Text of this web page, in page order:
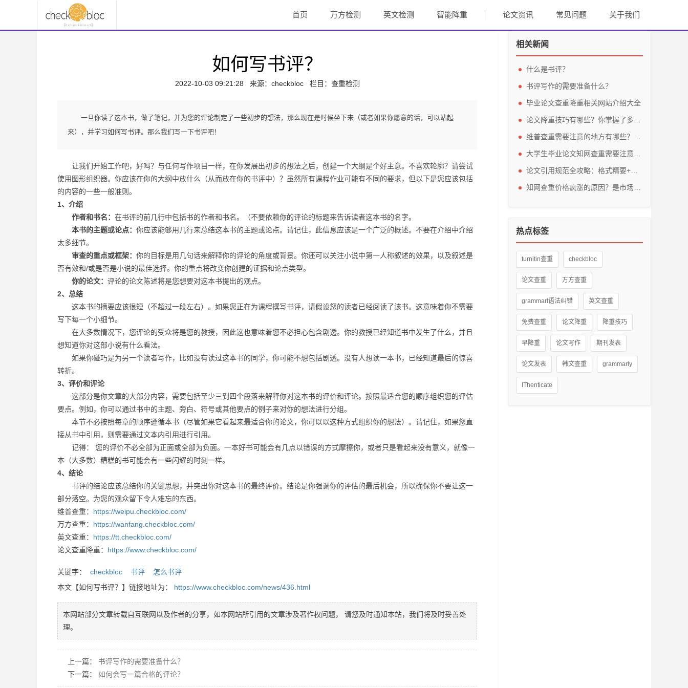
首页 万方检测 英文检测 智能降重 论文资讯 常见问题 关于我们
如何写书评？
2022-10-03 09:21:28 来源： checkbloc栏目：查重检测
一旦你读了这本书，做了笔记，并为您的评论制定了一些初步的想法，那么现在是时候坐下来（或者如果你愿意的话，可以站起
来），并学习如何写书评。那么我们写一下书评吧！
让我们开始工作吧，好吗？与任何写作项目一样，在你发展出初步的想法之后，创建一个大纲是个好主意。不喜欢轮廓？请尝试
使用图形组织器。你应该在你的大纲中放什么（从而放在你的书评中）？虽然所有课程作业可能有不同的要求，但以下是您应该包括
的内容的一些一般准则。
1、介绍
作者和书名： 在书评的前几行中包括书的作者和书名。（不要依赖你的评论的标题来告诉读者这本书的名字。
本书的主题或论点： 你应该能够用几行来总结这本书的主题或论点。请记住，此信息应该是一个广泛的概述。不要在介绍中介绍
太多细节。
审查的重点或框架： 你的目标是用几句话来解释你的评论的角度或背景。你还可以关注小说中第一人称叙述的效果，以及叙述是
否有效和/或是否是小说的最佳选择。你的重点将改变你创建的证据和论点类型。
你的论文： 评论的论文陈述将是您想要对这本书提出的观点。
2、总结
这本书的摘要应该很短（不超过一段左右）。如果您正在为课程撰写书评，请假设您的读者已经阅读了该书。这意味着你不需要
写下每一个小细节。
在大多数情况下，您评论的受众将是您的教授，因此这也意味着您不必担心包含剧透。你的教授已经知道书中发生了什么，并且
想知道你对这部小说有什么看法。
如果你碰巧是为另一个读者写作，比如没有读过这本书的同学，你可能不想包括剧透。没有人想读一本书，已经知道最后的惊喜
转折。
3、评价和评论
这部分是你文章的大部分内容，需要包括至少三到四个段落来解释你对这本书的评价和评论。按照最适合您的顺序组织您的评估
要点。例如，你可以通过书中的主题、旁白、符号或其他要点的例子来对你的想法进行分组。
本节不必按照每章的顺序遵循本书（尽管如果它看起来最适合你的论文，你可以以这种方式组织你的想法）。请记住，如果您直
接从书中引用，则需要通过文本内引用进行引用。
记得： 您的评价不必全部为正面或全部为负面。一本好书可能会有几点以错误的方式摩擦你，或者只是看起来没有意义，就像一
本（大多数）糟糕的书可能会有一些闪耀的时刻一样。
4、结论
书评的结论应该总结你的关键思想，并突出你对这本书的最终评价。结论是你强调你的评估的最后机会，所以确保你不要让这一
部分落空。为您的观众留下令人难忘的东西。
维普查重： https://weipu.checkbloc.com/
万方查重： https://wanfang.checkbloc.com/
英文查重： https://tt.checkbloc.com/
论文查重降重： https://www.checkbloc.com/
关键字： checkbloc 书评
怎么书评
本文【如何写书评？】链接地址为： https://www.checkbloc.com/news/436.html
本网站部分文章转载自互联网以及作者的分享，如本网站所引用的文章涉及著作权问题， 请您及时通知本站，我们将及时妥善处
理。
上一篇： 书评写作的需要准备什么？
下一篇： 如何会写一篇合格的评论？
相关新闻
什么是书评？
书评写作的需要准备什么？
毕业论文查重降重相关网站介绍大全
热点标签
turnitin查重 checkbloc
论文查重 万方查重
grammarl语法纠错 英文查重
免费查重 论文降重 降重技巧
早降重 论文写作 期刊发表
论文发表 韩文查重 grammarly
IThenticate